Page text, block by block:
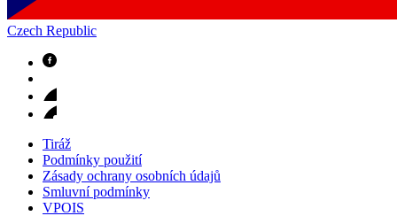
Czech Republic
Tiráž
Podmínky použití
Zásady ochrany osobních údajů
Smluvní podmínky
VPOIS